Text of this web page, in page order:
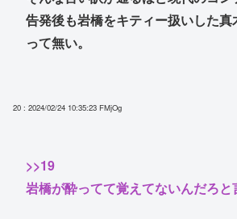
告発後も岩橋をキティー扱いした
って無い。
20 : 2024/02/24 10:35:23 FMjOg
>>19
岩橋が酔ってて覚えてないんだろと